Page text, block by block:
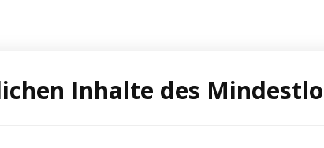
Inhalte des